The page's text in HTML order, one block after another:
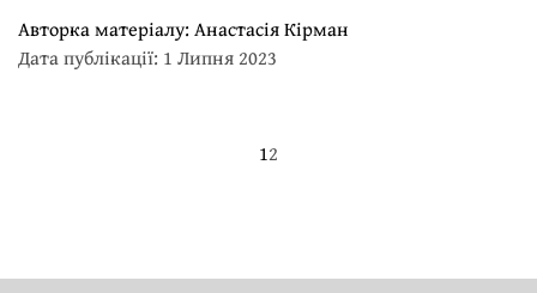
Авторка матеріалу: Анастасія Кірман
Дата публікації: 1 Липня 2023
12